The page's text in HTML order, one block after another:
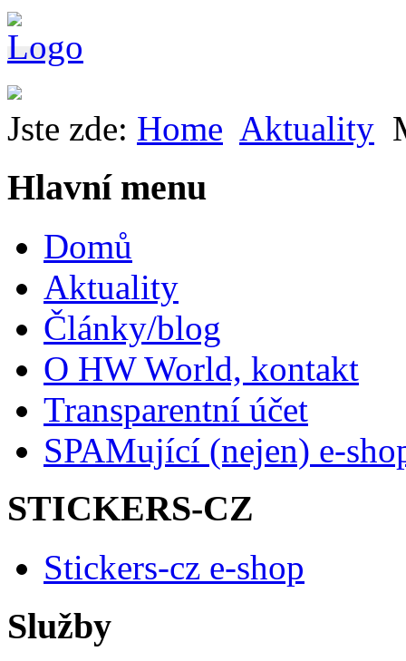
Jste zde: Home Aktuality
Hlavní menu
Domů
Aktuality
Články/blog
O HW World, kontakt
Transparentní účet
SPAMující (nejen) e-
STICKERS-CZ
Stickers-cz e-shop
Služby